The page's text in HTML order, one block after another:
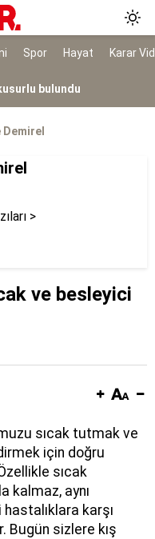
Spor Hayat Karar
kırmızı
bulundu
çıktı
destek
yorumu
başladı!
siyaset' çıkışı
Demirel
>
ve besleyici
sıcak tutmak ve
için doğru
sıcak
kalmaz, aynı
karşı
Bugün sizlere kış